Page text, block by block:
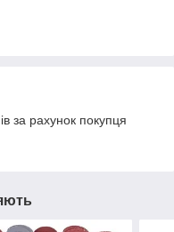
за рахунок покупця